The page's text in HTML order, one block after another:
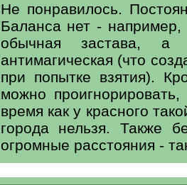
Не понравилось.
Баланса нет - например,
обычная застава, а
антимагическая (что
при попытке взятия).
можно
время как у красного
города нельзя. Также
огромные расстояния -